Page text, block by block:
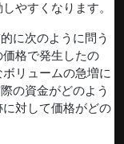
やすくなります。
に次のように問う
格で発生したの
リュームの急増に
の資金がどのよう
対して価格がどの